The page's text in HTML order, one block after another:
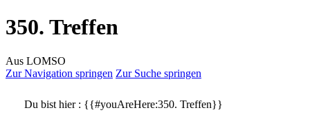
350. Treffen
Aus LOMSO
Zur Navigation springen Zur Suche springen
Du bist hier : {{#youAreHere:350. Treffen}}